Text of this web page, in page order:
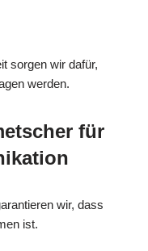
sorgen wir dafür,
werden.
für
wir, dass
ist.